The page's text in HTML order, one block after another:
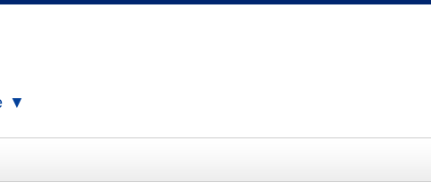
▼